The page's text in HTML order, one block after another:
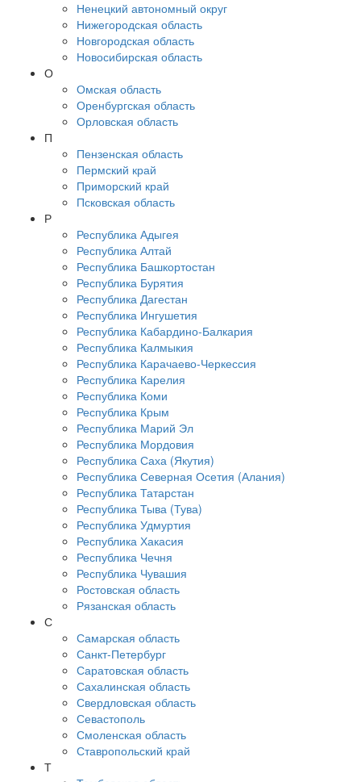
Ненецкий автономный округ
Нижегородская область
Новгородская область
Новосибирская область
О
Омская область
Оренбургская область
Орловская область
П
Пензенская область
Пермский край
Приморский край
Псковская область
Р
Республика Адыгея
Республика Алтай
Республика Башкортостан
Республика Бурятия
Республика Дагестан
Республика Ингушетия
Республика Кабардино-Балкария
Республика Калмыкия
Республика Карачаево-Черкессия
Республика Карелия
Республика Коми
Республика Крым
Республика Марий Эл
Республика Мордовия
Республика Саха (Якутия)
Республика Северная Осетия (Алания)
Республика Татарстан
Республика Тыва (Тува)
Республика Удмуртия
Республика Хакасия
Республика Чечня
Республика Чувашия
Ростовская область
Рязанская область
С
Самарская область
Санкт-Петербург
Саратовская область
Сахалинская область
Свердловская область
Севастополь
Смоленская область
Ставропольский край
Т